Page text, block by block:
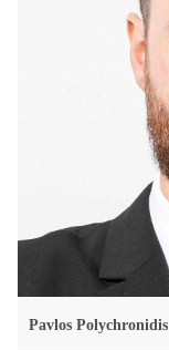
Pavlos Polychronidis